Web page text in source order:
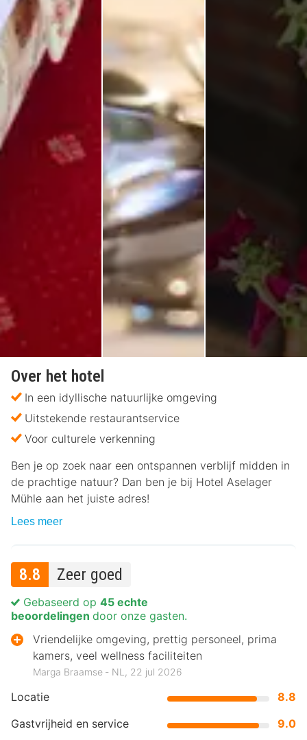
Over het hotel
In een idyllische natuurlijke omgeving
Uitstekende restaurantservice
Voor culturele verkenning
Ben je op zoek naar een ontspannen verblijf midden in
de prachtige natuur? Dan ben je bij Hotel Aselager
Mühle aan het juiste adres!
Lees meer
8.8 Zeer goed
Locatie
8.8
Gastvrijheid en service
9.0
Gebaseerd op 45 echte
beoordelingen door onze gasten.
Vriendelijke omgeving, prettig personeel, prima
kamers, veel wellness faciliteiten
Marga Braamse ‐ NL, 22 jul 2026